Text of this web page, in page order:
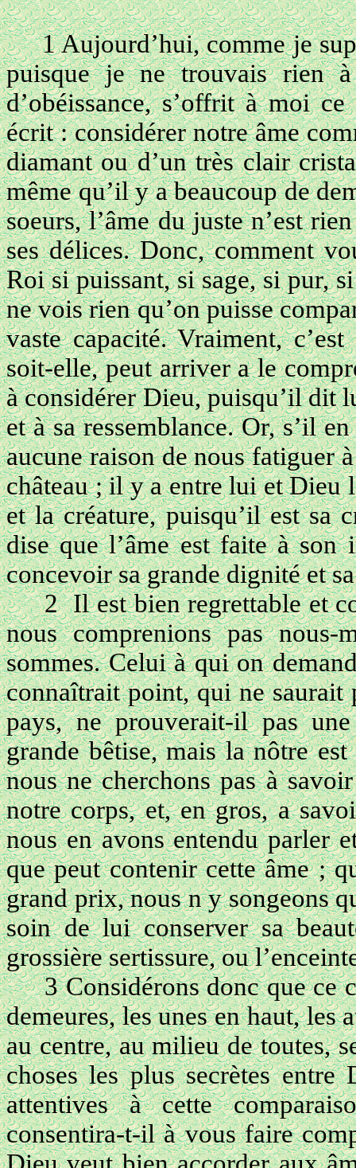
1 Aujourd’hui, comme je
puisque je ne trouvais rien
d’obéissance, s’offrit à moi
écrit : considérer notre âme
diamant ou d’un très clair
même qu’il y a beaucoup de
soeurs, l’âme du juste n’est
ses délices. Donc, comment
Roi si puissant, si sage, si pur,
ne vois rien qu’on puisse
vaste capacité. Vraiment,
soit-elle, peut arriver a le
à considérer Dieu, puisqu’il dit
et à sa ressemblance. Or, s’il
aucune raison de nous fatiguer
château ; il y a entre lui et Dieu
et la créature, puisqu’il est sa
dise que l’âme est faite à
concevoir sa grande dignité et
2 Il est bien regrettable et
nous comprenions pas
sommes. Celui à qui on
connaîtrait point, qui ne saurait
pays, ne prouverait-il pas
grande bêtise, mais la nôtre
nous ne cherchons pas à
notre corps, et, en gros, a
nous en avons entendu parler
que peut contenir cette âme ;
grand prix, nous n y songeons
soin de lui conserver sa
grossière sertissure, ou
3 Considérons donc que ce
demeures, les unes en haut, les
au centre, au milieu de toutes,
choses les plus secrètes
attentives à cette
consentira-t-il à vous faire